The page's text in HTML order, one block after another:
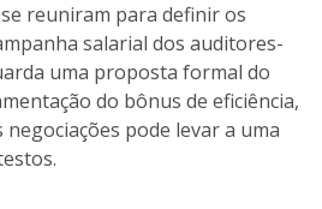
reuniram para definir os
salarial dos auditores-
uma proposta formal do
do bônus de eficiência,
negociações pode levar a uma